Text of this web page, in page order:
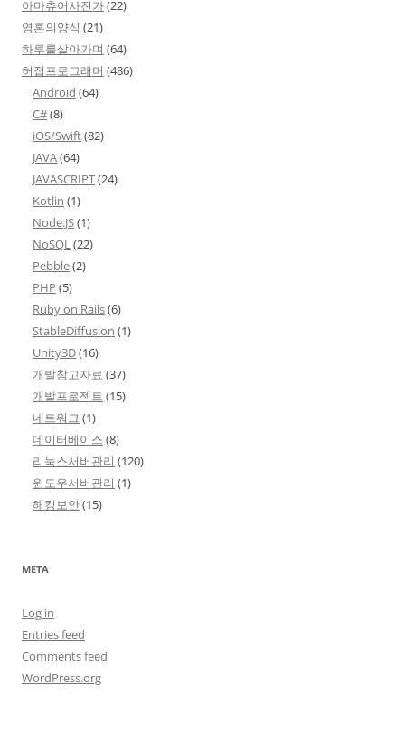
아마츄어사진가(22)
영혼의양식 (21)
하루를살아가며 (64)
허접프로그래머 (486)
Android (64)
C#(8)
iOS/Swift(82)
JAVA(64)
JAVASCRIPT(24)
Kotlin (1)
Node.JS(1)
NoSQL(22)
Pebble(2)
PHP (5)
Ruby on Rails(6)
StableDiffusion (1)
Unity3D(16)
개발참고자료 (37)
개발프로젝트 (15)
네트워크 (1)
데이터베이스 (8)
리눅스서버관리 (120)
윈도우서버관리 (1)
해킹보안(15)
META
Log in
Entries feed
Comments feed
WordPress.org